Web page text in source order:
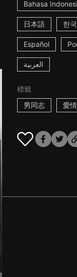
Bahasa
日本語 한
Español
العربية
標籤
男同志
愛情